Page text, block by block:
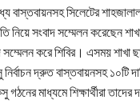
বাস্তবায়নসহ সিলেটের
নিয়ে সংবাদ সম্মেলন করেছেন
সম্মেলন করে শিবির। এসময় শাখা
দ্রুত বাস্তবায়নসহ ১০টি
মাধ্যমে শিক্ষার্থীরা